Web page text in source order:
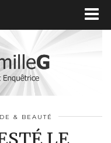
& BEAUTÉ